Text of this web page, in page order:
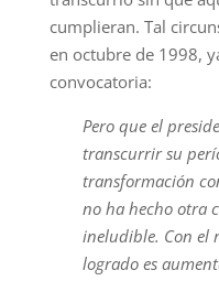
cumplieran. Tal
en octubre de 1998,
convocatoria:
Pero que el
transcurrir su
transformación
no ha hecho otra
ineludible. Con el
logrado es